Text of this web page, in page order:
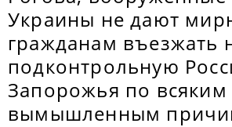
Украины не дают
гражданам въезжать
подконтрольную
Запорожья по всяким
вымышленным